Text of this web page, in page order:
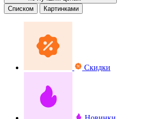
Списком
Картинками
Скидки